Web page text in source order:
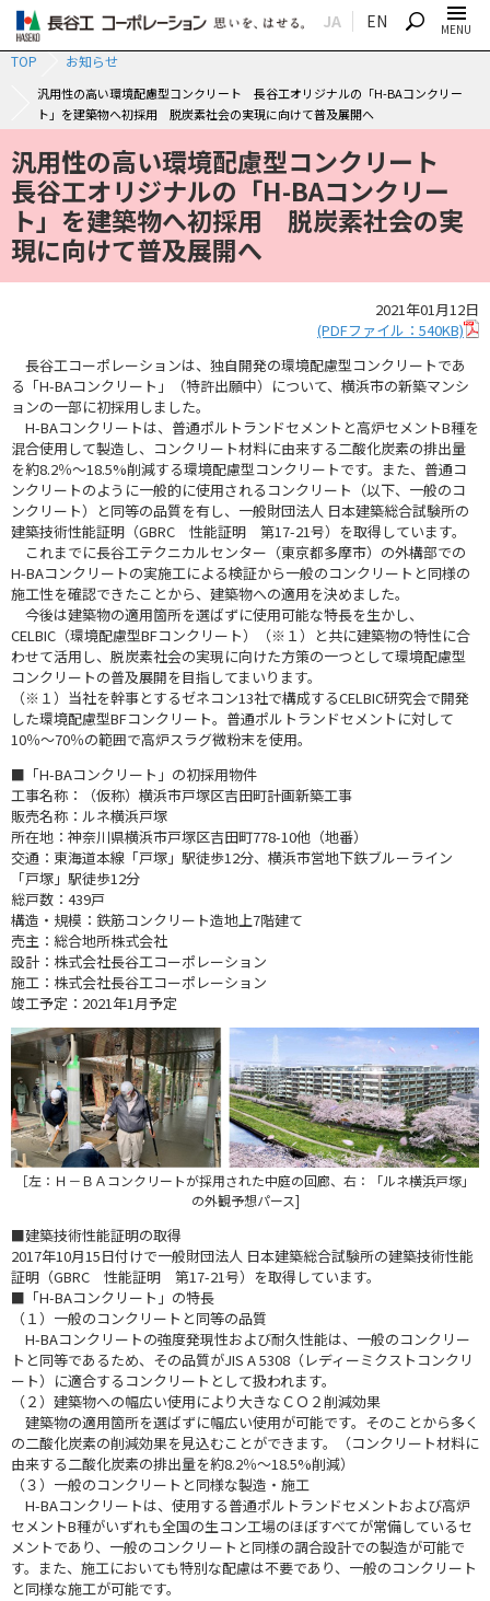
JA EN
SEARCH MENU
TOP お知らせ
汎用性の高い環境配慮型コンクリート 長谷工オリジナルの「H-BAコンクリー
ト」を建築物へ初採用 脱炭素社会の実現に向けて普及展開へ
汎用性の高い環境配慮型コンクリート
長谷工オリジナルの「H-BAコンクリー
ト」を建築物へ初採用 脱炭素社会の実
現に向けて普及展開へ
2021年01月12日
(PDFファイル：540KB)
長谷工コーポレーションは、独自開発の環境配慮型コンクリートであ
る「H-BAコンクリート」（特許出願中）について、横浜市の新築マンシ
ョンの一部に初採用しました。
H-BAコンクリートは、普通ポルトランドセメントと高炉セメントB種を
混合使用して製造し、コンクリート材料に由来する二酸化炭素の排出量
を約8.2％～18.5%削減する環境配慮型コンクリートです。また、普通コ
ンクリートのように一般的に使用されるコンクリート（以下、一般のコ
ンクリート）と同等の品質を有し、一般財団法人 日本建築総合試験所の
建築技術性能証明（GBRC 性能証明 第17-21号）を取得しています。
これまでに長谷工テクニカルセンター（東京都多摩市）の外構部での
H-BAコンクリートの実施工による検証から一般のコンクリートと同様の
施工性を確認できたことから、建築物への適用を決めました。
今後は建築物の適用箇所を選ばずに使用可能な特長を生かし、
CELBIC（環境配慮型BFコンクリート）（※１）と共に建築物の特性に合
わせて活用し、脱炭素社会の実現に向けた方策の一つとして環境配慮型
コンクリートの普及展開を目指してまいります。
（※１）当社を幹事とするゼネコン13社で構成するCELBIC研究会で開発
した環境配慮型BFコンクリート。普通ポルトランドセメントに対して
10％～70％の範囲で高炉スラグ微粉末を使用。
■「H-BAコンクリート」の初採用物件
工事名称：（仮称）横浜市戸塚区吉田町計画新築工事
販売名称：ルネ横浜戸塚
所在地：神奈川県横浜市戸塚区吉田町778-10他（地番）
交通：東海道本線「戸塚」駅徒歩12分、横浜市営地下鉄ブルーライン
「戸塚」駅徒歩12分
総戸数：439戸
構造・規模：鉄筋コンクリート造地上7階建て
売主：総合地所株式会社
設計：株式会社長谷工コーポレーション
施工：株式会社長谷工コーポレーション
竣工予定：2021年1月予定
［左：Ｈ－ＢＡコンクリートが採用された中庭の回廊、右：「ルネ横浜戸塚」
の外観予想パース]
■建築技術性能証明の取得
2017年10月15日付けで一般財団法人 日本建築総合試験所の建築技術性能
証明（GBRC 性能証明 第17-21号）を取得しています。
■「H-BAコンクリート」の特長
（１）一般のコンクリートと同等の品質
H-BAコンクリートの強度発現性および耐久性能は、一般のコンクリー
トと同等であるため、その品質がJIS A 5308（レディーミクストコンクリ
ート）に適合するコンクリートとして扱われます。
（２）建築物への幅広い使用により大きなＣＯ２削減効果
建築物の適用箇所を選ばずに幅広い使用が可能です。そのことから多く
の二酸化炭素の削減効果を見込むことができます。（コンクリート材料に
由来する二酸化炭素の排出量を約8.2％～18.5%削減）
（３）一般のコンクリートと同様な製造・施工
H-BAコンクリートは、使用する普通ポルトランドセメントおよび高炉
セメントB種がいずれも全国の生コン工場のほぼすべてが常備しているセ
メントであり、一般のコンクリートと同様の調合設計での製造が可能で
す。また、施工においても特別な配慮は不要であり、一般のコンクリート
と同様な施工が可能です。